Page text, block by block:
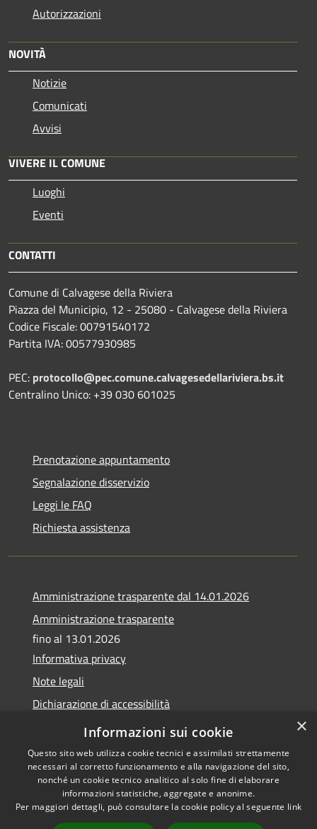
Autorizzazioni
NOVITÀ
Notizie
Comunicati
Avvisi
VIVERE IL COMUNE
Luoghi
Eventi
CONTATTI
Comune di Calvagese della Riviera
Piazza del Municipio, 12 - 25080 - Calvagese della Riviera
Codice Fiscale: 00791540172
Partita IVA: 00577930985
PEC: protocollo@pec.comune.calvagesedellariviera.bs.it
Centralino Unico: +39 030 601025
Prenotazione appuntamento
Segnalazione disservizio
Leggi le FAQ
Richiesta assistenza
Amministrazione trasparente dal 14.01.2026
Amministrazione trasparente
fino al 13.01.2026
Informativa privacy
Note legali
Dichiarazione di accessibilità
Obiettivi di accessibilità
Accessibilità
Copyright © 2026 • Comune di
Calvagese della Riviera •
×
Informazioni sui cookie
Questo sito web utilizza cookie tecnici e assimilati strettamente
necessari al corretto funzionamento e alla navigazione del sito,
nonché un cookie tecnico analitico al solo fine di elaborare
informazioni statistiche, aggregate e anonime.
Per maggiori dettagli, può consultare la cookie policy al seguente link